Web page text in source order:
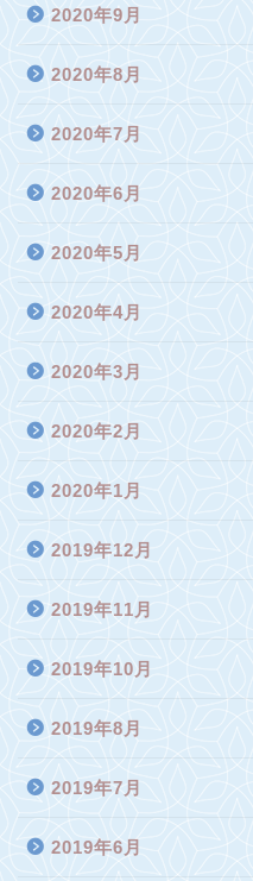
2020年9月
2020年8月
2020年7月
2020年6月
2020年5月
2020年4月
2020年3月
2020年2月
2020年1月
2019年12月
2019年11月
2019年10月
2019年8月
2019年7月
2019年6月